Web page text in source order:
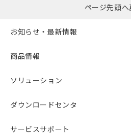
ページ先頭へ
お知らせ・最新情報
商品情報
ソリューション
ダウンロードセンタ
サービスサポート